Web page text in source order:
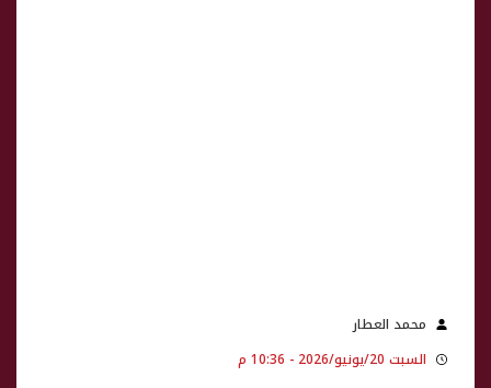
محمد العطار
السبت 20/يونيو/2026 - 10:36 م